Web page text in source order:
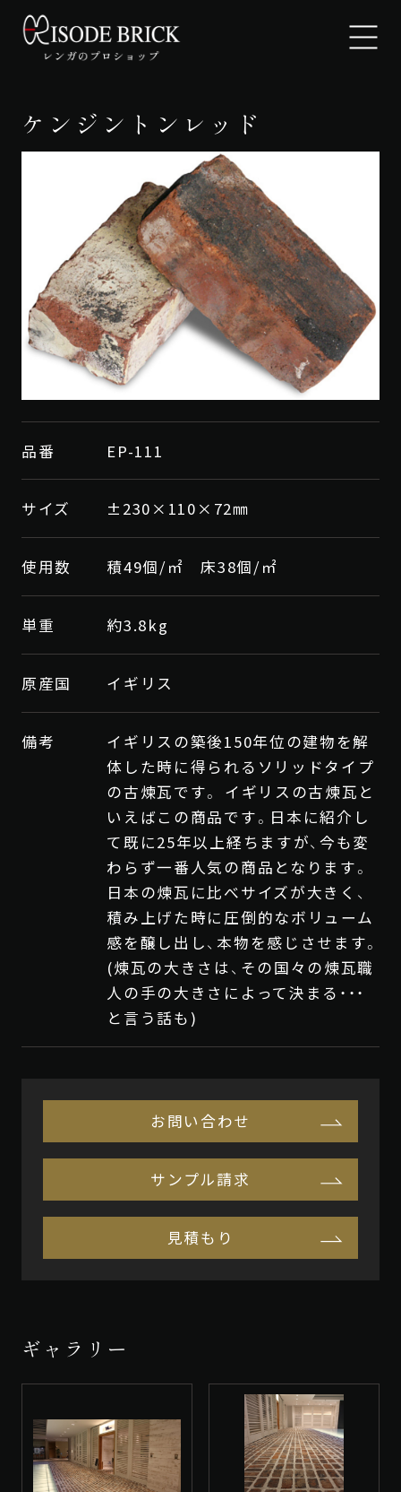
EPISODE BRICKについて
ギャラリー
よくあるご質問
お知らせ
お問い合わせ・見積もり
ONLINE SHOP
ケンジントンレッド
品番 EP-111
サイズ ±230×110×72㎜
使用数 積49個/㎡ 床38個/㎡
単重 約3.8kg
原産国 イギリス
備考
イギリスの築後150年位の建物を解
体した時に得られるソリッドタイプ
の古煉瓦です。 イギリスの古煉瓦と
いえばこの商品です。日本に紹介し
て既に25年以上経ちますが、今も変
わらず一番人気の商品となります。
日本の煉瓦に比べサイズが大きく、
積み上げた時に圧倒的なボリューム
感を醸し出し、本物を感じさせます。
(煉瓦の大きさは、その国々の煉瓦職
人の手の大きさによって決まる・・・
と言う話も)
お問い合わせ
サンプル請求
見積もり
ギャラリー